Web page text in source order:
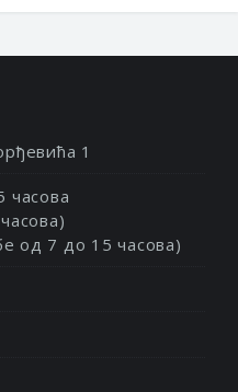
1
часова
од 7 до 15 часова)